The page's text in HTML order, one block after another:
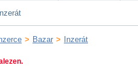
> Bazar > Inzerát